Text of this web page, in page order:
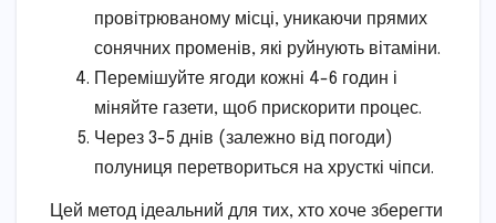
провітрюваному місці, уникаючи прямих
сонячних променів, які руйнують вітаміни.
Перемішуйте ягоди кожні 4-6 годин і
міняйте газети, щоб прискорити процес.
Через 3-5 днів (залежно від погоди)
полуниця перетвориться на хрусткі чіпси.
Цей метод ідеальний для тих, хто хоче зберегти